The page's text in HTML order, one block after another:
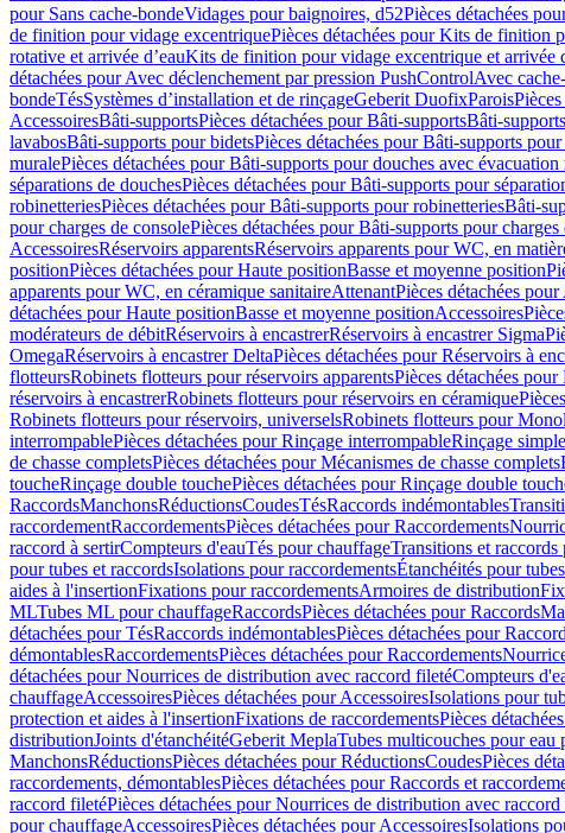
pour Sans cache-bondeVidages pour baignoires, d52Pièces détachées
de finition pour vidage excentriquePièces détachées pour Kits de finition
rotative et arrivée d’eauKits de finition pour vidage excentrique et arrivée
détachées pour Avec déclenchement par pression PushControlAvec
bondeTésSystèmes d’installation et de rinçageGeberit DuofixParois
AccessoiresBâti-supportsPièces détachées pour Bâti-supportsBâti-
lavabosBâti-supports pour bidetsPièces détachées pour Bâti-supports
muralePièces détachées pour Bâti-supports pour douches avec évacuation
séparations de douchesPièces détachées pour Bâti-supports pour
robinetteriesPièces détachées pour Bâti-supports pour robinetteriesBâti-
pour charges de consolePièces détachées pour Bâti-supports pour charges
AccessoiresRéservoirs apparentsRéservoirs apparents pour WC, en
positionPièces détachées pour Haute positionBasse et moyenne position
apparents pour WC, en céramique sanitaireAttenantPièces détachées
détachées pour Haute positionBasse et moyenne positionAccessoires
modérateurs de débitRéservoirs à encastrerRéservoirs à encastrer Sigma
OmegaRéservoirs à encastrer DeltaPièces détachées pour Réservoirs à
flotteursRobinets flotteurs pour réservoirs apparentsPièces détachées
réservoirs à encastrerRobinets flotteurs pour réservoirs en céramique
Robinets flotteurs pour réservoirs, universelsRobinets flotteurs pour
interrompablePièces détachées pour Rinçage interrompableRinçage
de chasse completsPièces détachées pour Mécanismes de chasse complets
toucheRinçage double touchePièces détachées pour Rinçage double
RaccordsManchonsRéductionsCoudesTésRaccords indémontables
raccordementRaccordementsPièces détachées pour Raccordements
raccord à sertirCompteurs d'eauTés pour chauffageTransitions et
pour tubes et raccordsIsolations pour raccordementsÉtanchéités pour
aides à l'insertionFixations pour raccordementsArmoires de distribution
MLTubes ML pour chauffageRaccordsPièces détachées pour Raccords
détachées pour TésRaccords indémontablesPièces détachées pour
démontablesRaccordementsPièces détachées pour Raccordements
détachées pour Nourrices de distribution avec raccord filetéCompteurs
chauffageAccessoiresPièces détachées pour AccessoiresIsolations pour
protection et aides à l'insertionFixations de raccordementsPièces
distributionJoints d'étanchéitéGeberit MeplaTubes multicouches pour eau
ManchonsRéductionsPièces détachées pour RéductionsCoudesPièces
raccordements, démontablesPièces détachées pour Raccords et
raccord filetéPièces détachées pour Nourrices de distribution avec
pour chauffageAccessoiresPièces détachées pour AccessoiresIsolations